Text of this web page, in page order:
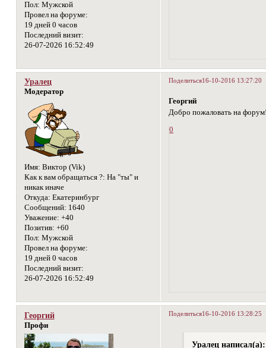
Пол: Мужской
Провел на форуме:
19 дней 0 часов
Последний визит:
26-07-2026 16:52:49
Поделиться16-10-2016 13:27:20
Уралец
Модератор
Имя: Виктор (Vik)
Как к вам обращаться ?: На "ты" и
никак иначе
Откуда: Екатеринбург
Сообщений: 1640
Уважение: +40
Позитив: +60
Пол: Мужской
Провел на форуме:
19 дней 0 часов
Последний визит:
26-07-2026 16:52:49
Георгий
Добро пожаловать на форум!
0
Поделиться16-10-2016 13:28:25
Георгий
Профи
Уралец написал(а):